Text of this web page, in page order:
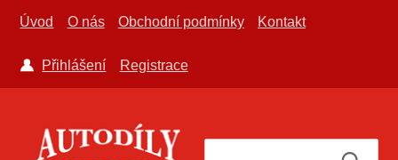
Úvod O nás Obchodní podmínky Kontakt
Přihlášení Registrace